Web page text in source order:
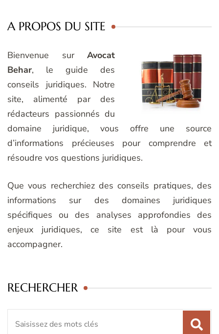
A PROPOS DU SITE
Bienvenue sur Avocat
Behar, le guide des
conseils juridiques. Notre
site, alimenté par des
rédacteurs passionnés du
domaine juridique, vous offre une source
d’informations précieuses pour comprendre et
résoudre vos questions juridiques.
Que vous recherchiez des conseils pratiques, des
informations sur des domaines juridiques
spécifiques ou des analyses approfondies des
enjeux juridiques, ce site est là pour vous
accompagner.
RECHERCHER